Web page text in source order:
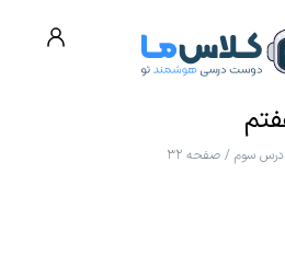
درس سوم / صفحه ۳۲